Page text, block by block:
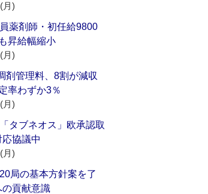
月)
薬剤師・初任給9800
昇給幅縮小
月)
剤管理料、8割が減収
率わずか3％
月)
タブネオス」欧承認取
応協議中
月)
局の基本方針案を了
の貢献意識